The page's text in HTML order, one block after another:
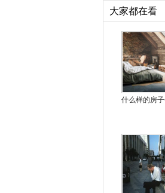
大家都在看
什么样的房